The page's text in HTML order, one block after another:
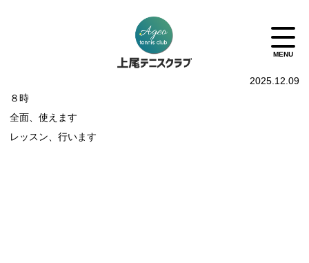
2025.12.09
８時
全面、使えます
レッスン、行います